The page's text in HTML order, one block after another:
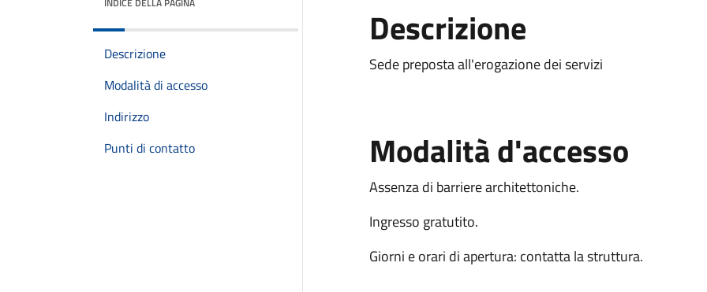
Descrizione
Modalità di accesso
Indirizzo
Punti di contatto
Descrizione
Sede preposta all'erogazione dei servizi
Modalità d'accesso
Assenza di barriere architettoniche.
Ingresso gratutito.
Giorni e orari di apertura: contatta la struttura.